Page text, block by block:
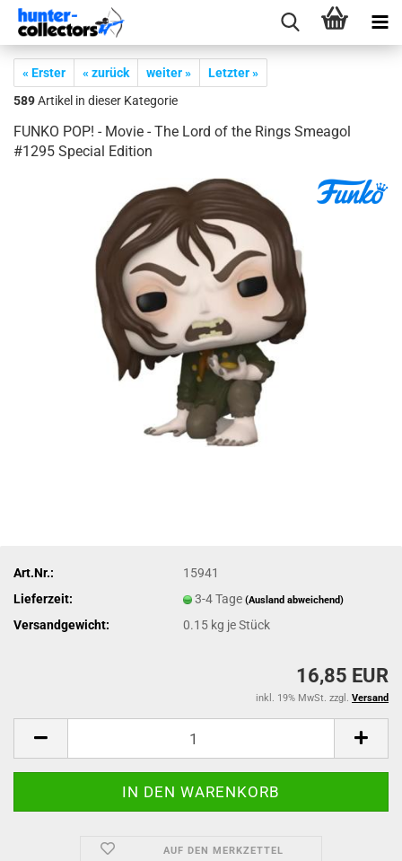
« Erster « zurück weiter »
Letzter »
589Artikel in dieser Kategorie
FUNKO POP! - Movie - The Lord of the Rings Sme­agol
#1295 Spe­cial Edi­ti­on
Art.Nr.:
15941
Lieferzeit:
3-4 Tage(Ausland abweichend)
Versandgewicht: 0.15 kg je Stück
16,85 EUR
inkl. 19% MwSt. zzgl. Versand
AUF DEN MERKZETTEL